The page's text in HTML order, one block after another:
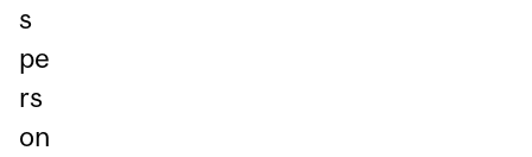
s
pe
rs
on